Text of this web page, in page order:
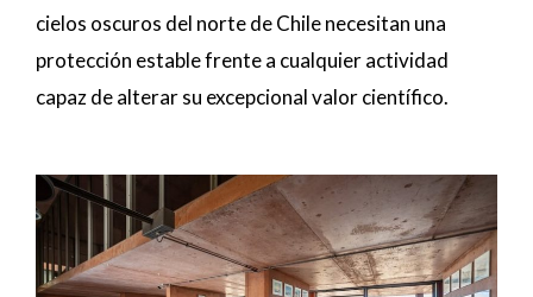
cielos oscuros del norte de Chile necesitan una
protección estable frente a cualquier actividad
capaz de alterar su excepcional valor científico.